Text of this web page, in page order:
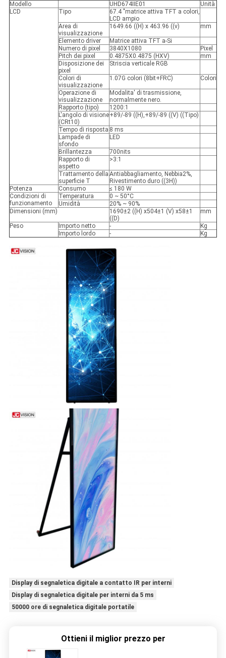
Modello UHD674IIE01
Unità
LCD
Tipo
67.4 "matrice attiva TFT a colori,
LCD ampio
Area di
visualizzazione
1649.66 ((H) x 463.96 ((v) mm
Elemento driver
Matrice attiva TFT a-Si
Numero di pixel
3840X1080
Pixel
Pitch dei pixel
0.4875X0.4875 (HXV)
mm
Disposizione dei
pixel
Striscia verticale RGB
Colori di
visualizzazione
1.07G colori (8bit+FRC) Colori
Operazione di
visualizzazione
Modalita' di trasmissione,
normalmente nero.
Rapporto (tipo)
1200:1
L'angolo di visione
(CRt10)
+89/-89 ((H),+89/-89 ((V) ((Tipo)
Tempo di risposta 8 ms
Lampade di
sfondo
LED
Brillantezza
700nits
Rapporto di
aspetto
>3:1
Trattamento della
superficie T
Antiabbagliamento, Nebbia2%,
Rivestimento duro ((3H))
Potenza
Consumo
≤ 180 W
Condizioni di
funzionamento
Temperatura
0 ~ 50°C
Umidità
20% ~ 90%
Dimensioni (mm)
1690±2 ((H) x504±1 (V) x58±1
((D)
mm
Peso Importo netto -
Kg
Importo lordo
- Kg
Display di segnaletica digitale a contatto IR per interni
Display di segnaletica digitale per interni da 5 ms
50000 ore di segnaletica digitale portatile
Ottieni il miglior prezzo per